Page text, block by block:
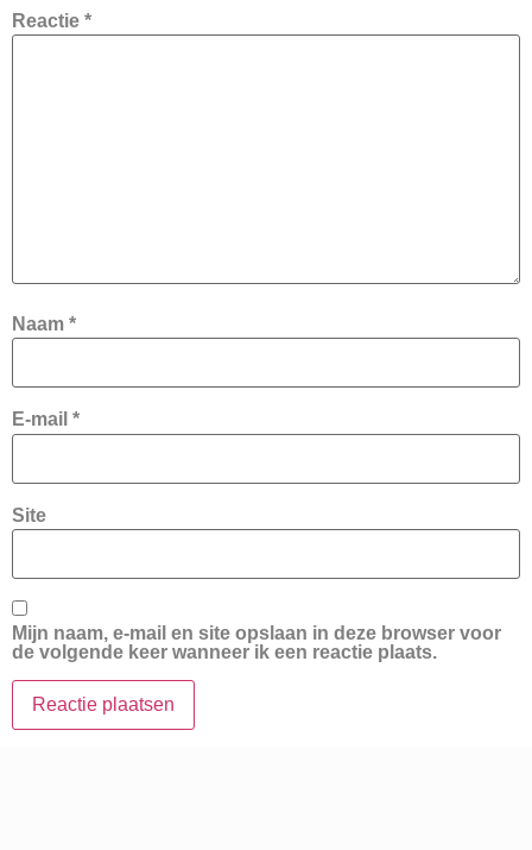
Reactie *
Naam *
E-mail *
Site
Mijn naam, e-mail en site opslaan in deze browser voor
de volgende keer wanneer ik een reactie plaats.